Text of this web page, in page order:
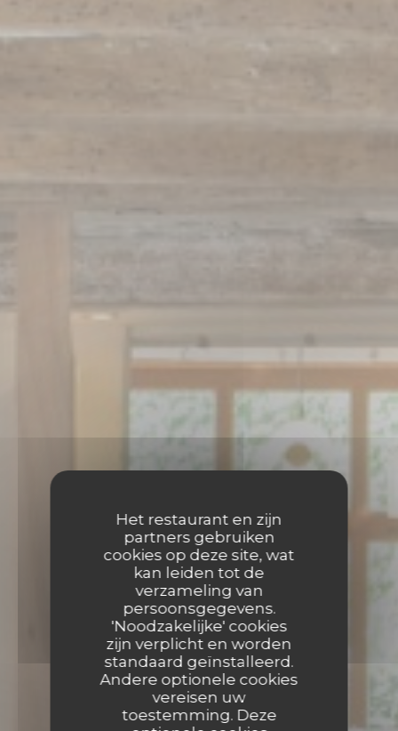
Het restaurant en zijn
partners gebruiken
cookies op deze site, wat
kan leiden tot de
verzameling van
persoonsgegevens.
'Noodzakelijke' cookies
zijn verplicht en worden
standaard geïnstalleerd.
Andere optionele cookies
vereisen uw
toestemming. Deze